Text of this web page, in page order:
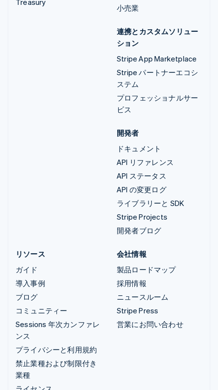
小売業
連携とカスタムソリュー
ション
Stripe App Marketplace
Stripe パートナーエコシ
ステム
プロフェッショナルサー
ビス
開発者
ドキュメント
API リファレンス
API ステータス
API の変更ログ
ライブラリーと SDK
Stripe Projects
開発者ブログ
リソース
ガイド
導入事例
ブログ
コミュニティー
Sessions 年次カンファレ
ンス
プライバシーと利用規約
禁止業種および制限付き
業種
会社情報
製品ロードマップ
採用情報
ニュースルーム
Stripe Press
営業にお問い合わせ